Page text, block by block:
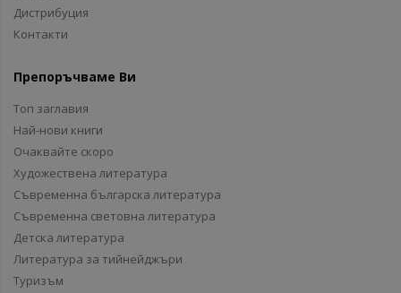
Дистрибуция
Контакти
Препоръчваме Ви
Топ заглавия
Най-нови книги
Очаквайте скоро
Художествена литература
Съвременна българска литература
Съвременна световна литература
Детска литература
Литература за тийнейджъри
Туризъм